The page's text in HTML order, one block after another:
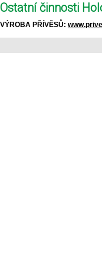
Ostatní činnosti
VÝROBA PŘÍVĚSŮ: